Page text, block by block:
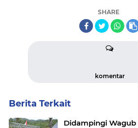
SHARE
komentar
Berita Terkait
Didampingi